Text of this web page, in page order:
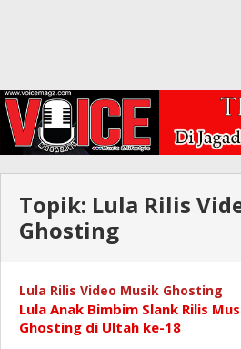
Topik: Lula Rilis
Ghosting
Lula Rilis Video Musik Ghosting
Lula Anak Bimbim Slank Rilis
Ghosting di Ultah ke-18